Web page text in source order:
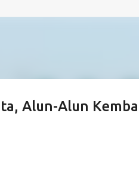
Alun-Alun